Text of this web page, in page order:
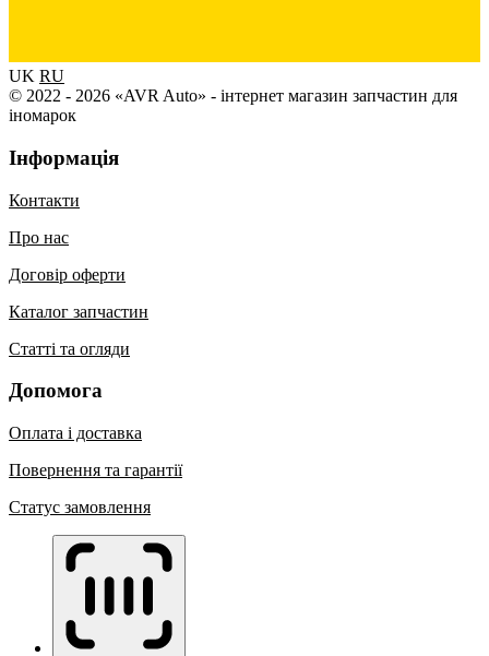
UK RU
© 2022 - 2026 «AVR Auto» - інтернет магазин запчастин для
іномарок
Інформація
Контакти
Про нас
Договір оферти
Каталог запчастин
Статті та огляди
Допомога
Оплата і доставка
Повернення та гарантії
Статус замовлення